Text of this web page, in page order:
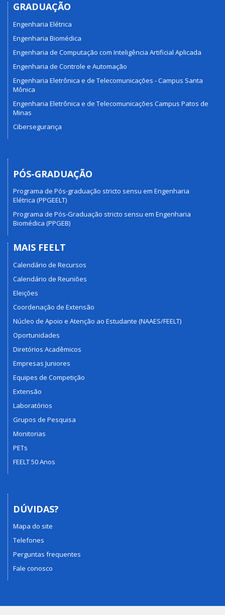
GRADUAÇÃO
Engenharia Elétrica
Engenharia Biomédica
Engenharia de Computação com Inteligência Artificial Aplicada
Engenharia de Controle e Automação
Engenharia Eletrônica e de Telecomunicações - Campus Santa
Mônica
Engenharia Eletrônica e de Telecomunicações Campus Patos de
Minas
Cibersegurança
PÓS-GRADUAÇÃO
Programa de Pós-graduação stricto sensu em Engenharia
Elétrica (PPGEELT)
Programa de Pós-Graduação stricto sensu em Engenharia
Biomédica (PPGEB)
MAIS FEELT
Calendário de Recursos
Calendário de Reuniões
Eleições
Coordenação de Extensão
Núcleo de Apoio e Atenção ao Estudante (NAAES/FEELT)
Oportunidades
Diretórios Acadêmicos
Empresas Juniores
Equipes de Competição
Extensão
Laboratórios
Grupos de Pesquisa
Monitorias
PETs
FEELT 50 Anos
DÚVIDAS?
Mapa do site
Telefones
Perguntas frequentes
Fale conosco